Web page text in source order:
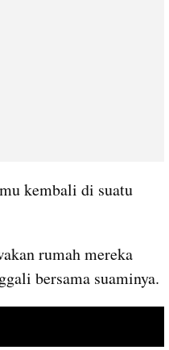
kembali di suatu
rumah mereka
bersama suaminya.